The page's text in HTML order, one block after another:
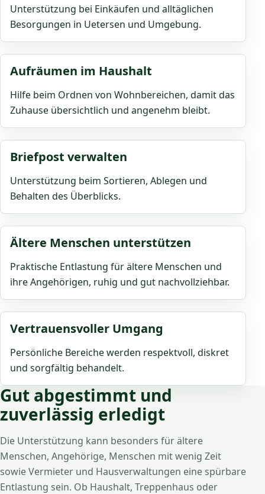
Unterstützung bei Einkäufen und alltäglichen
Besorgungen in Uetersen und Umgebung.
Aufräumen im Haushalt
Hilfe beim Ordnen von Wohnbereichen, damit das
Zuhause übersichtlich und angenehm bleibt.
Briefpost verwalten
Unterstützung beim Sortieren, Ablegen und
Behalten des Überblicks.
Ältere Menschen unterstützen
Praktische Entlastung für ältere Menschen und
ihre Angehörigen, ruhig und gut nachvollziehbar.
Vertrauensvoller Umgang
Persönliche Bereiche werden respektvoll, diskret
und sorgfältig behandelt.
Gut abgestimmt und
zuverlässig erledigt
Die Unterstützung kann besonders für ältere
Menschen, Angehörige, Menschen mit wenig Zeit
sowie Vermieter und Hausverwaltungen eine spürbare
Entlastung sein. Ob Haushalt, Treppenhaus oder